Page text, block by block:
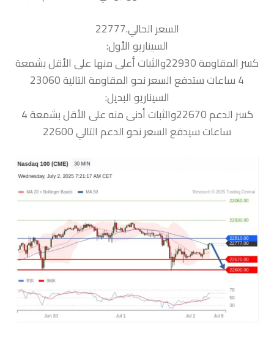
السعر الحالي.22777
السيناريو الأول:
كسر المقاومة 22930والثبات أعلى منها على الأقل بشمعة
4 ساعات ستدفع السعر نحو المقاومة التالية 23060
السيناريو البديل:
كسر الدعم 22670والثبات أدنى منه على الأقل بشمعة 4
ساعات سيدفع السعر نحو الدعم التالي 22600